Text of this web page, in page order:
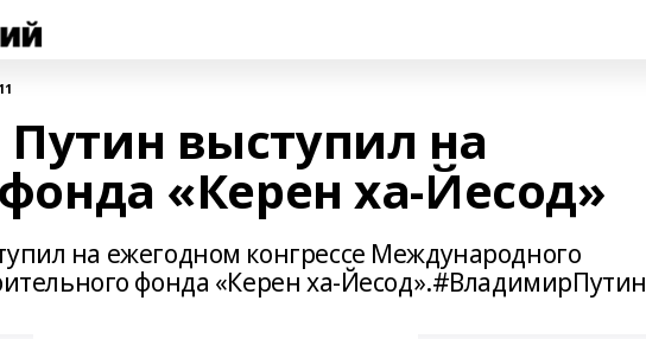
выступил на
«Керен ха-Йесод»
на ежегодном конгрессе Международного
фонда «Керен ха-Йесод».#ВладимирПутин